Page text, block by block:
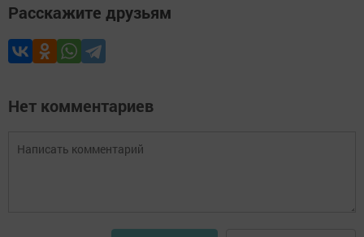
Расскажите друзьям
Нет комментариев